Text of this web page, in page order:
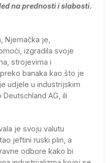
na prednosti i slabosti.
Njemačka je,
izgradila svoje
strojevima i
banaka kao što je
udjele u industrijskim
AG, ili
je svoju valutu
jeftini ruski plin, a
odbore kako bi